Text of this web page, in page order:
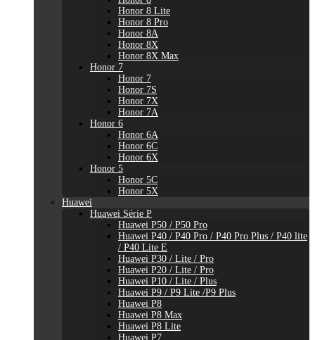
Honor 8 Lite
Honor 8 Pro
Honor 8A
Honor 8X
Honor 8X Max
Honor 7
Honor 7
Honor 7S
Honor 7X
Honor 7A
Honor 6
Honor 6A
Honor 6C
Honor 6X
Honor 5
Honor 5C
Honor 5X
Huawei
Huawei Série P
Huawei P50 / P50 Pro
Huawei P40 / P40 Pro / P40 Pro Plus / P40 lite
/ P40 Lite E
Huawei P30 / Lite / Pro
Huawei P20 / Lite / Pro
Huawei P10 / Lite / Plus
Huawei P9 / P9 Lite /P9 Plus
Huawei P8
Huawei P8 Max
Huawei P8 Lite
Huawei P7